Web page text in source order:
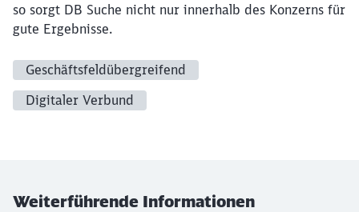
so sorgt DB Suche nicht nur innerhalb des Konzerns für
gute Ergebnisse.
Geschäftsfeldübergreifend
Digitaler Verbund
Weiterführende Informationen